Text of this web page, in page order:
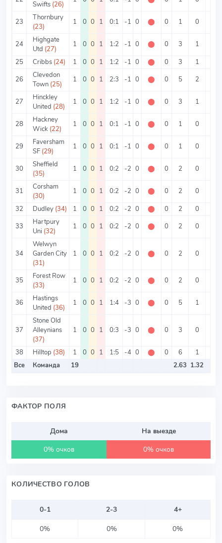
Swifts (26)
23
Thornbury
(23)
1 0 0 1 0:1 -1 0 ⬤ 0 1 0
24
Highgate
Utd (27)
1 0 0 1 1:2 -1 0 ⬤ 0 3 1
25
Cribbs (24) 1 0 0 1 1:2 -1 0 ⬤ 0 3 1
26
Clevedon
Town (25)
1 0 0 1 2:3 -1 0 ⬤ 0 5 2
27
Hinckley
United (28)
1 0 0 1 1:2 -1 0 ⬤ 0 3 1
28
Hackney
Wick (22)
1 0 0 1 0:1 -1 0 ⬤ 0 1 0
29
Faversham
SF (29)
1 0 0 1 0:1 -1 0 ⬤ 0 1 0
30
Sheffield
(35)
1 0 0 1 0:2 -2 0 ⬤ 0 2 0
31
Corsham
(30)
1 0 0 1 0:2 -2 0 ⬤ 0 2 0
32
Dudley (34) 1 0 0 1 0:2 -2 0 ⬤ 0 2 0
33
Hartpury
Uni (32)
1 0 0 1 0:2 -2 0 ⬤ 0 2 0
34
Welwyn
Garden City
(31)
1 0 0 1 0:2 -2 0 ⬤ 0 2 0
35
Forest Row
(33)
1 0 0 1 0:2 -2 0 ⬤ 0 2 0
36
Hastings
United (36)
1 0 0 1 1:4 -3 0 ⬤ 0 5 1
37
Stone Old
Alleynians
(37)
1 0 0 1 0:3 -3 0 ⬤ 0 3 0
38 Hilltop (38) 1 0 0 1 1:5 -4 0 ⬤ 0 6 1
Все
Команда 19 2.63 1.32
ФАКТОР ПОЛЯ
Дома
На выезде
0% очков
0% очков
КОЛИЧЕСТВО ГОЛОВ
0-1 2-3
4+
0%
0% 0%